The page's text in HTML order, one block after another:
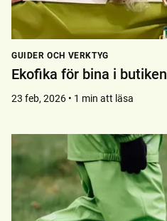
GUIDER OCH VERKTYG
Ekofika för bina i butiken
23 feb, 2026 • 1 min att läsa